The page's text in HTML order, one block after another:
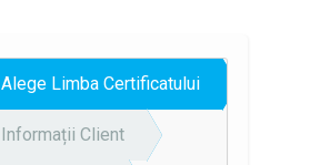
Alege Limba Certificatului
Informații Client